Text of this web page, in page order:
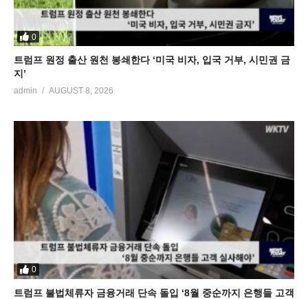
0
트럼프 원정 출산 원천 봉쇄한다 ‘미국 비자, 입국 거부, 시민권 금
지’
admin AUGUST 8, 2026
0
트럼프 불법체류자 금융거래 단속 돌입 ‘8월 중순까지 은행들 고객